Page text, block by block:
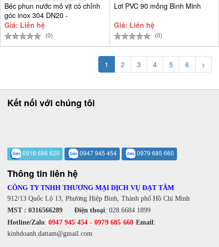
Béc phun nước mỏ vịt có chỉnh
góc inox 304 DN20 -
Giá: Liên hệ
(0)
Lơi PVC 90 mỏng Bình Minh
Giá: Liên hệ
(0)
1 2 3 4 5 6 >
Kết nối với chúng tôi
0918 686 620 0947 945 454 0979 685 660
Thông tin liên hệ
CÔNG TY TNHH THƯƠNG MẠI DỊCH VỤ ĐẠT TÂM
912/13 Quốc Lộ 13, Phường Hiệp Bình, Thành phố Hồ Chí Minh
MST : 0316566289 Điện thoại: 028.6684 1899
Hotline/Zalo: 0947 945 454 -0979 685 660 Email:
kinhdoanh.dattam@gmail.com